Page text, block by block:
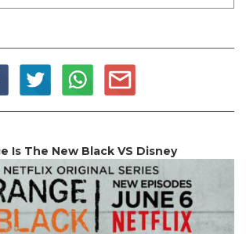
Is The New Black VS Disney